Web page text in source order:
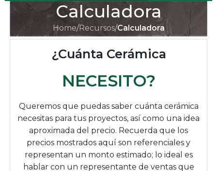
Calculadora
Home/Recursos/Calculadora
¿Cuánta Cerámica
NECESITO?
Queremos que puedas saber cuánta cerámica
necesitas para tus proyectos, así como una idea
aproximada del precio. Recuerda que los
precios mostrados aquí son referenciales y
representan un monto estimado; lo ideal es
hablar con un representante de ventas que